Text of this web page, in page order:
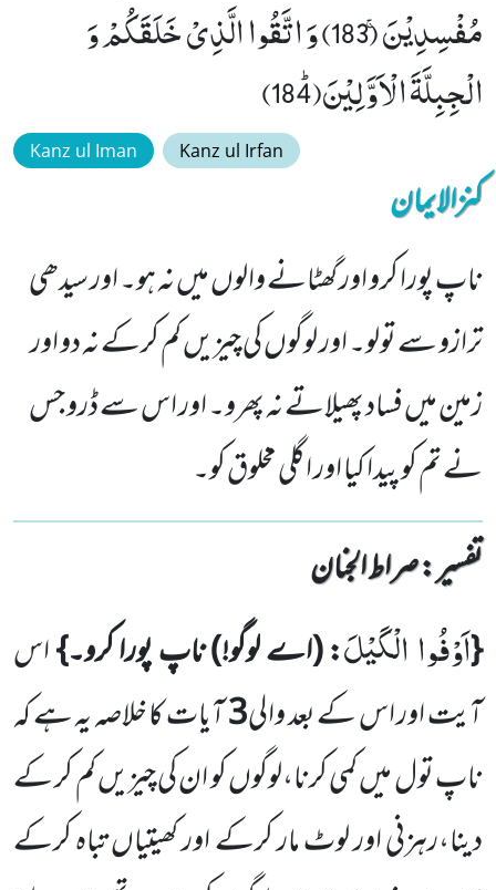
مُفْسِدِیْنَۚ (183) وَ اتَّقُوا الَّذِیْ خَلَقَكُمْ وَ
الْجِبِلَّةَ الْاَوَّلِیْنَﭤ(184)
Kanz ul Iman Kanz ul Irfan
کنزالایمان
ناپ پورا کرو اور گھٹانے والوں میں نہ ہو۔ اور سیدھی
ترازو سے تولو۔ اور لوگوں کی چیزیں کم کرکے نہ دو اور
زمین میں فساد پھیلاتے نہ پھرو۔ اور اس سے ڈرو جس
نے تم کو پیدا کیا اور اگلی مخلوق کو۔
تفسیر : ‎صراط الجنان
{اَوْفُوا الْكَیْلَ: (اے لوگو!) ناپ پورا کرو۔}اس
آیت اور اس کے بعد والی3آیات کا خلاصہ یہ ہے کہ
ناپ تول میں کمی کرنا،لوگوں کو ان کی چیزیں کم کر کے
دینا،رہزنی اور لوٹ مار کرکے اور کھیتیاں تباہ کرکے